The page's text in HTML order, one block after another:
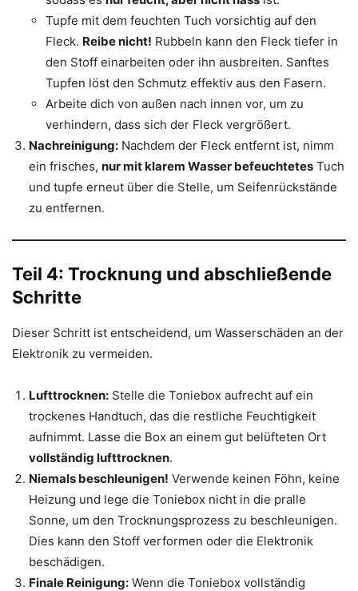
Tupfe mit dem feuchten Tuch vorsichtig auf den
Fleck. Reibe nicht! Rubbeln kann den Fleck tiefer in
den Stoff einarbeiten oder ihn ausbreiten. Sanftes
Tupfen löst den Schmutz effektiv aus den Fasern.
Arbeite dich von außen nach innen vor, um zu
verhindern, dass sich der Fleck vergrößert.
Nachreinigung: Nachdem der Fleck entfernt ist, nimm
ein frisches, nur mit klarem Wasser befeuchtetes Tuch
und tupfe erneut über die Stelle, um Seifenrückstände
zu entfernen.
Teil 4: Trocknung und abschließende
Schritte
Dieser Schritt ist entscheidend, um Wasserschäden an der
Elektronik zu vermeiden.
Lufttrocknen: Stelle die Toniebox aufrecht auf ein
trockenes Handtuch, das die restliche Feuchtigkeit
aufnimmt. Lasse die Box an einem gut belüfteten Ort
vollständig lufttrocknen.
Niemals beschleunigen! Verwende keinen Föhn, keine
Heizung und lege die Toniebox nicht in die pralle
Sonne, um den Trocknungsprozess zu beschleunigen.
Dies kann den Stoff verformen oder die Elektronik
beschädigen.
Finale Reinigung: Wenn die Toniebox vollständig